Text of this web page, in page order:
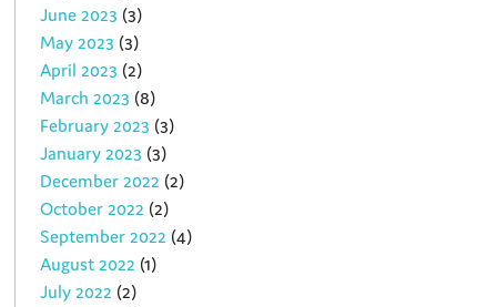
June 2023 (3)
May 2023 (3)
April 2023 (2)
March 2023 (8)
February 2023 (3)
January 2023 (3)
December 2022 (2)
October 2022 (2)
September 2022 (4)
August 2022 (1)
July 2022 (2)